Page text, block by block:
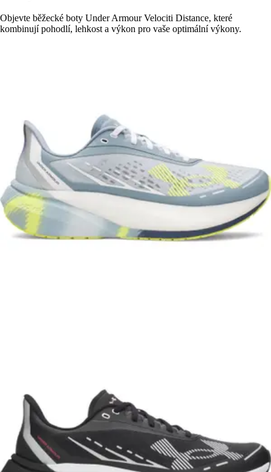
Objevte běžecké boty Under Armour Velociti Distance, které
kombinují pohodlí, lehkost a výkon pro vaše optimální výkony.